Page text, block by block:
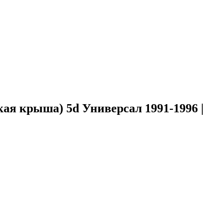
крыша) 5d Универсал 1991-1996